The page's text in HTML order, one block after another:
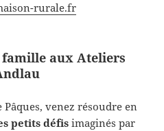
rurale.fr
famille aux Ateliers
Pâques, venez résoudre en
petits défisimaginés par